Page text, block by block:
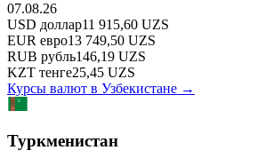
07.08.26
USD доллар11 915,60 UZS
EUR евро13 749,50 UZS
RUB рубль146,19 UZS
KZT тенге25,45 UZS
Курсы валют в Узбекистане →
Туркменистан